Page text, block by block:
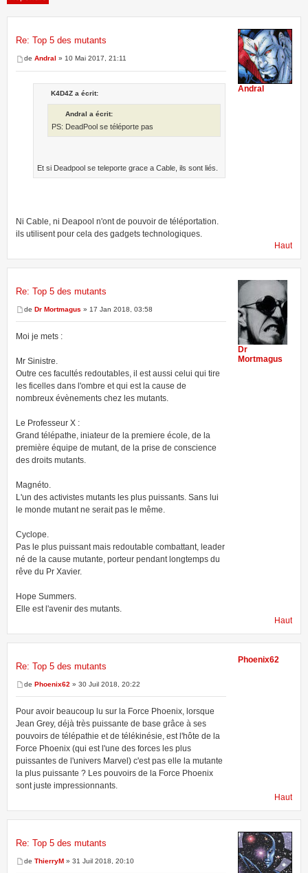
2sur2• 1
Re: Top 5 des mutants
de Andral » 10 Mai 2017, 21:11
K4D4Z a écrit:
Andral a écrit:
PS: DeadPool se téléporte pas
Et si Deadpool se teleporte grace a Cable, ils sont liés.
Ni Cable, ni Deapool n'ont de pouvoir de téléportation.
ils utilisent pour cela des gadgets technologiques.
Andral
Haut
Re: Top 5 des mutants
de Dr Mortmagus » 17 Jan 2018, 03:58
Moi je mets :
Mr Sinistre.
Outre ces facultés redoutables, il est aussi celui qui tire
les ficelles dans l'ombre et qui est la cause de
nombreux évènements chez les mutants.
Le Professeur X :
Grand télépathe, iniateur de la premiere école, de la
première équipe de mutant, de la prise de conscience
des droits mutants.
Magnéto.
L'un des activistes mutants les plus puissants. Sans lui
le monde mutant ne serait pas le même.
Cyclope.
Pas le plus puissant mais redoutable combattant, leader
né de la cause mutante, porteur pendant longtemps du
rêve du Pr Xavier.
Hope Summers.
Elle est l'avenir des mutants.
Dr
Mortmagus
Haut
Re: Top 5 des mutants
de Phoenix62 » 30 Juil 2018, 20:22
Pour avoir beaucoup lu sur la Force Phoenix, lorsque
Jean Grey, déjà très puissante de base grâce à ses
pouvoirs de télépathie et de télékinésie, est l'hôte de la
Force Phoenix (qui est l'une des forces les plus
puissantes de l'univers Marvel) c'est pas elle la mutante
la plus puissante ? Les pouvoirs de la Force Phoenix
sont juste impressionnants.
Phoenix62
Haut
Re: Top 5 des mutants
de ThierryM » 31 Juil 2018, 20:10